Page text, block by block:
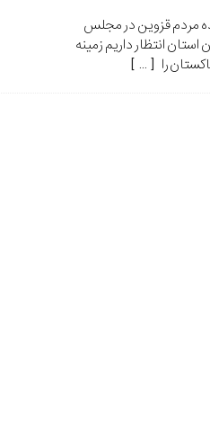
مردم قزوین در مجلس
انتظار داریم زمینه
را [ … ]